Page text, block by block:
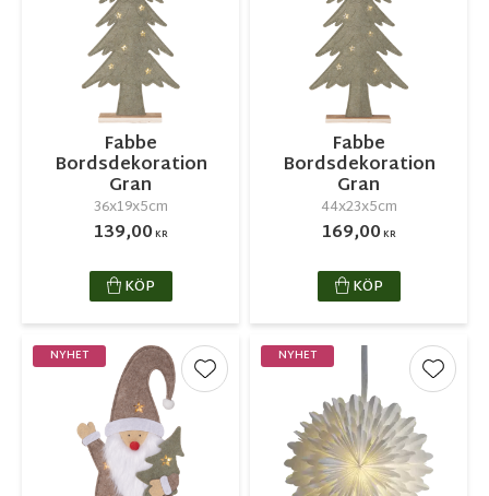
Fabbe
Bordsdekoration
Gran
36x19x5cm
139,00KR
KÖP
Fabbe
Bordsdekoration
Gran
44x23x5cm
169,00KR
KÖP
NYHET
Lägg till i favoriter
NYHET
Lägg